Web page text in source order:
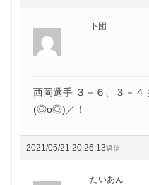
下団
西岡選手 ３－６、３－
(◎o◎)／！
2021/05/21 20:26:13返信
だいあん